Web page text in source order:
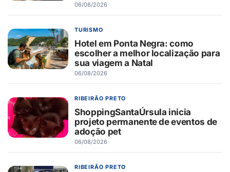
06/08/2026
TURISMO
Hotel em Ponta Negra: como
escolher a melhor localização para
sua viagem a Natal
06/08/2026
RIBEIRÃO PRETO
ShoppingSantaÚrsula inicia
projeto permanente de eventos de
adoção pet
06/08/2026
RIBEIRÃO PRETO